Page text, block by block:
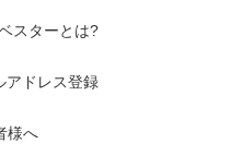
スターとは?
アドレス登録
様へ